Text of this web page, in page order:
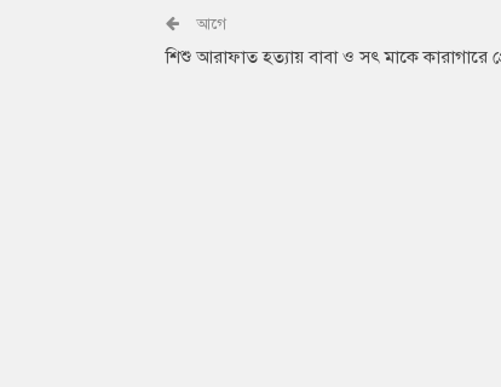
আগে
শিশু আরাফাত হত্যায় বাবা ও সৎ মাকে কারাগারে